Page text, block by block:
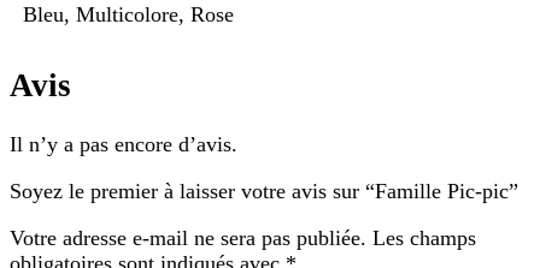
Bleu, Multicolore, Rose
Avis
Il n’y a pas encore d’avis.
Soyez le premier à laisser votre avis sur “Famille Pic-pic”
Votre adresse e-mail ne sera pas publiée. Les champs
obligatoires sont indiqués avec *